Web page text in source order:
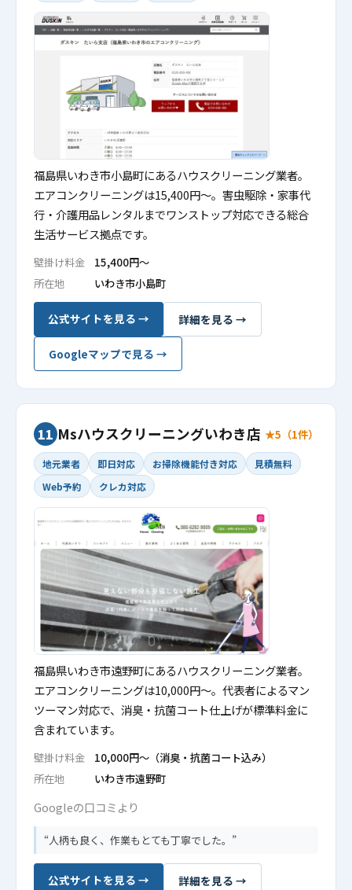
福島県いわき市小島町にあるハウスクリーニング業者。
エアコンクリーニングは15,400円〜。害虫駆除・家事代
行・介護用品レンタルまでワンストップ対応できる総合
生活サービス拠点です。
壁掛け料金
15,400円〜
所在地
いわき市小島町
公式サイトを見る → 詳細を見る →
Googleマップで見る →
11 Msハウスクリーニングいわき店 ★5（1件）
地元業者 即日対応 お掃除機能付き対応
見積無料
Web予約
クレカ対応
福島県いわき市遠野町にあるハウスクリーニング業者。
エアコンクリーニングは10,000円〜。代表者によるマン
ツーマン対応で、消臭・抗菌コート仕上げが標準料金に
含まれています。
壁掛け料金
10,000円〜（消臭・抗菌コート込み）
所在地
いわき市遠野町
Googleの口コミより
人柄も良く、作業もとても丁寧でした。
公式サイトを見る → 詳細を見る →